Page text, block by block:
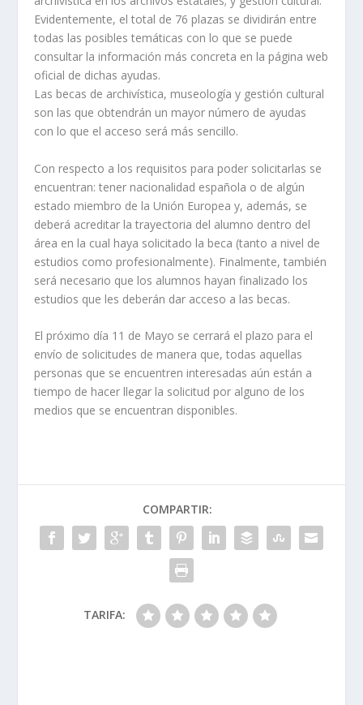
Evidentemente, el total de 76 plazas se dividirán entre
todas las posibles temáticas con lo que se puede
consultar la información más concreta en la página web
oficial de dichas ayudas.
Las becas de archivística, museología y gestión cultural
son las que obtendrán un mayor número de ayudas
con lo que el acceso será más sencillo.
Con respecto a los requisitos para poder solicitarlas se
encuentran: tener nacionalidad española o de algún
estado miembro de la Unión Europea y, además, se
deberá acreditar la trayectoria del alumno dentro del
área en la cual haya solicitado la beca (tanto a nivel de
estudios como profesionalmente). Finalmente, también
será necesario que los alumnos hayan finalizado los
estudios que les deberán dar acceso a las becas.
El próximo día 11 de Mayo se cerrará el plazo para el
envío de solicitudes de manera que, todas aquellas
personas que se encuentren interesadas aún están a
tiempo de hacer llegar la solicitud por alguno de los
medios que se encuentran disponibles.
COMPARTIR:
TARIFA: